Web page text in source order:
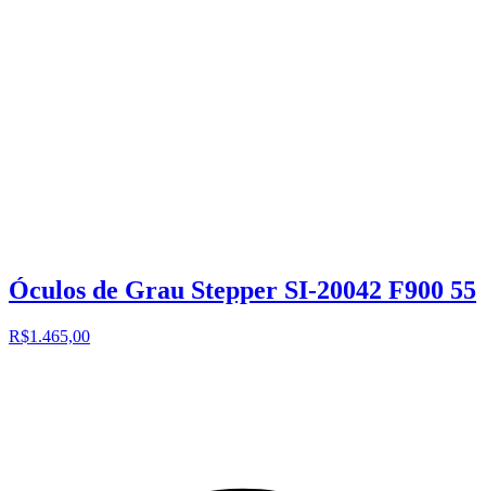
Óculos de Grau Stepper SI-20042 F900 55
R$1.465,00